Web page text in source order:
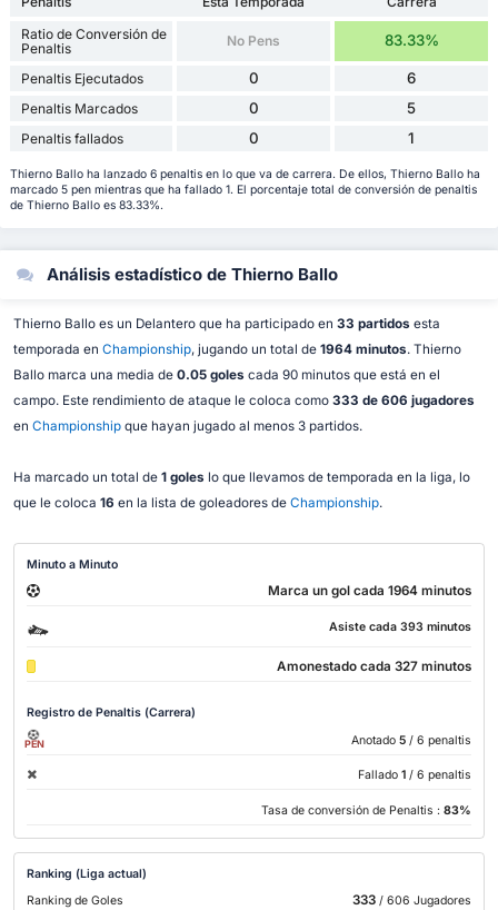
Ratio de Conversión de
Penaltis
No Pens 83.33%
Penaltis Ejecutados 0 6
Penaltis Marcados 0 5
Penaltis fallados 0 1
Thierno Ballo ha lanzado 6 penaltis en lo que va de carrera. De ellos, Thierno Ballo ha
marcado 5 pen mientras que ha fallado 1. El porcentaje total de conversión de penaltis
de Thierno Ballo es 83.33%.
Análisis estadístico de Thierno Ballo
Thierno Ballo es un Delantero que ha participado en 33 partidos esta
temporada en Championship, jugando un total de 1964 minutos. Thierno
Ballo marca una media de 0.05 goles cada 90 minutos que está en el
campo. Este rendimiento de ataque le coloca como 333 de 606 jugadores
en Championshipque hayan jugado al menos 3 partidos.
Ha marcado un total de 1 goles lo que llevamos de temporada en la liga, lo
que le coloca 16 en la lista de goleadores de Championship.
Minuto a Minuto
Marca un gol cada 1964 minutos
Asiste cada 393 minutos
Amonestado cada 327 minutos
Registro de Penaltis (Carrera)
PEN Anotado 5 / 6 penaltis
Fallado 1 / 6 penaltis
Tasa de conversión de Penaltis : 83%
Ranking (Liga actual)
Ranking de Goles
333/ 606 Jugadores